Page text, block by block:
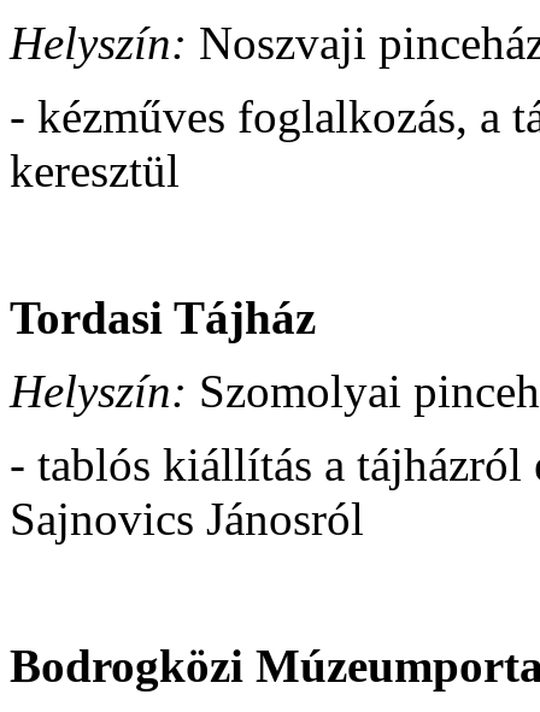
Helyszín: Noszvaji
- kézműves foglalkozás, a
keresztül
Tordasi Tájház
Helyszín: Szomolyai
- tablós kiállítás a tájházról
Sajnovics Jánosról
Bodrogközi